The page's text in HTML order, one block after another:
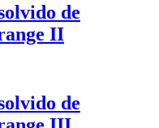
de
II
de